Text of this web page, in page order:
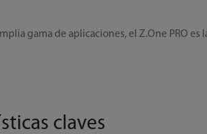
gama de aplicaciones, el Z.One PRO
claves